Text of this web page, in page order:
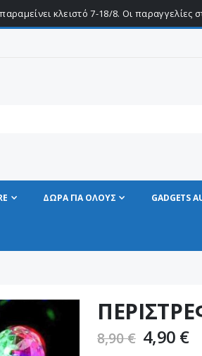
κλειστό 7-18/8. Οι
ΔΩΡΑ ΓΙΑ ΟΛΟΥΣ GADGETS
8,90 € 4,90 €